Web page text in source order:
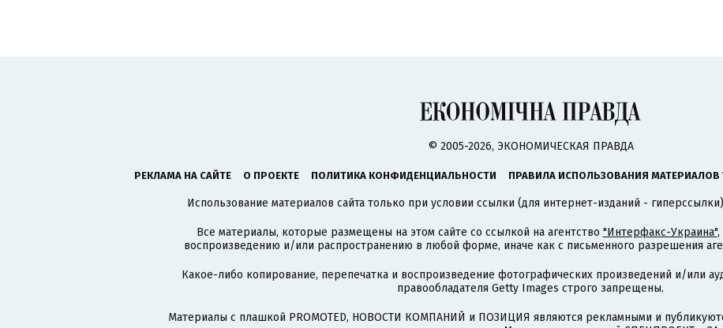
© 2005-2026, ЭКОНОМИЧЕСКАЯ ПРАВДА
РЕКЛАМА НА САЙТЕ О ПРОЕКТЕ ПОЛИТИКА КОНФИДЕНЦИАЛЬНОСТИ ПРАВИЛА ИСПОЛЬЗОВАНИЯ МАТЕРИАЛОВ
Использование материалов сайта только при условии ссылки (для интернет-изданий -
Все материалы, которые размещены на этом сайте со ссылкой на агентство "Интерфакс-Украина",
воспроизведению и/или распространению в любой форме, иначе как с письменного разрешения
Какое-либо копирование, перепечатка и воспроизведение фотографических произведений и/или
правообладателя Getty Images строго запрещены.
Материалы с плашкой PROMOTED, НОВОСТИ КОМПАНИЙ и ПОЗИЦИЯ являются рекламными и